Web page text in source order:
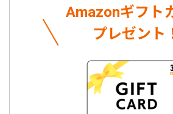
Amazonギフト
プレゼント